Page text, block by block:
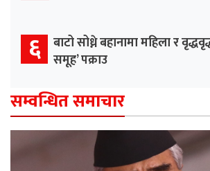
६ बाटो सोध्ने बहानामा महिला र
समूह’ पक्राउ
सम्वन्धित समाचार